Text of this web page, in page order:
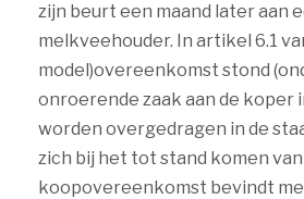
zijn beurt een maand later aan
melkveehouder. In artikel 6.1
model)overeenkomst stond
onroerende zaak aan de koper
worden overgedragen in de
zich bij het tot stand komen van
koopovereenkomst bevindt